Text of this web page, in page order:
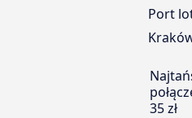
Port
35 zł